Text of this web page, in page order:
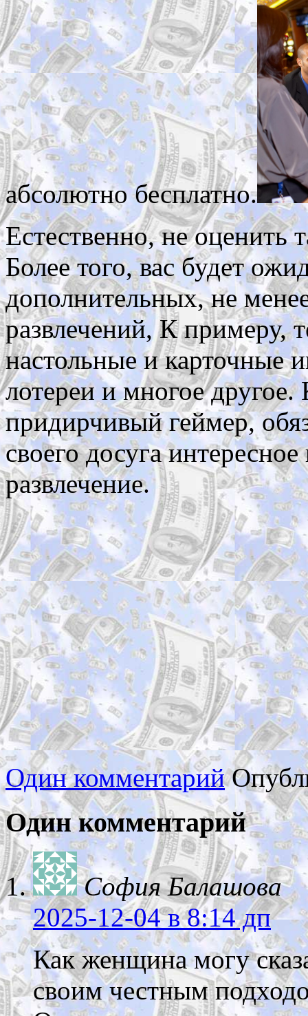
абсолютно бесплатно.
Естественно, не оценить
Более того, вас будет
дополнительных, не
развлечений, К примеру,
настольные и карточные
лотереи и многое
придирчивый геймер,
своего досуга
развлечение.
Один комментарий
Один комментарий
София Балашова
2025-12-04в 8:14 дп
Как женщина могу
своим честным